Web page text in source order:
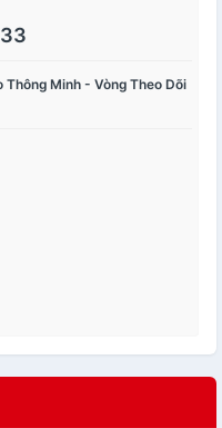
Thông Minh - Vòng Theo Dõi